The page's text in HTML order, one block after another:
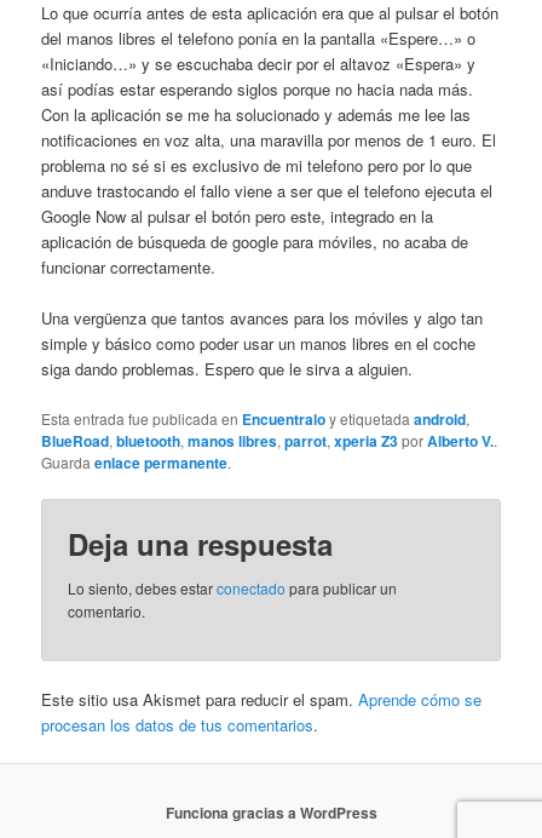
Lo que ocurría antes de esta aplicación era que al pulsar el botón
del manos libres el telefono ponía en la pantalla «Espere…» o
«Iniciando…» y se escuchaba decir por el altavoz «Espera» y
así podías estar esperando siglos porque no hacia nada más.
Con la aplicación se me ha solucionado y además me lee las
notificaciones en voz alta, una maravilla por menos de 1 euro. El
problema no sé si es exclusivo de mi telefono pero por lo que
anduve trastocando el fallo viene a ser que el telefono ejecuta el
Google Now al pulsar el botón pero este, integrado en la
aplicación de búsqueda de google para móviles, no acaba de
funcionar correctamente.
Una vergüenza que tantos avances para los móviles y algo tan
simple y básico como poder usar un manos libres en el coche
siga dando problemas. Espero que le sirva a alguien.
Esta entrada fue publicada en Encuentraloy etiquetadaandroid,
BlueRoad,bluetooth,manos libres,parrot,xperia Z3porAlberto V..
Guardaenlace permanente.
Deja una respuesta
Lo siento, debes estarconectado para publicar un
comentario.
Este sitio usa Akismet para reducir el spam.Aprende cómo se
procesan los datos de tus comentarios.
Funciona gracias a WordPress